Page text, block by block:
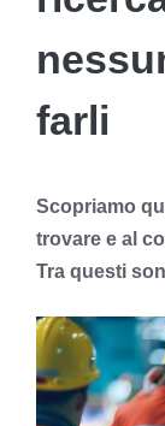
farli
Scopriamo
trovare e al
Tra questi